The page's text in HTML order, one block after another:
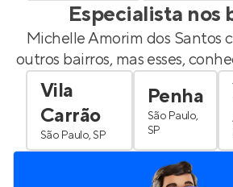
Especialista nos
Michelle Amorim dos Santos
outros bairros, mas esses,
Vila
Carrão
São Paulo, SP
Penha
São Paulo,
SP